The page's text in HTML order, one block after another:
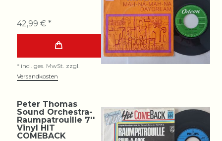
42,99 € *
* incl. ges. MwSt. zzgl.
Versandkosten
Peter Thomas
Sound Orchestra-
Raumpatrouille 7''
Vinyl HIT
COMEBACK